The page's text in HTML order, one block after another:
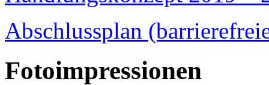
Abschlussplan
Fotoimpressionen